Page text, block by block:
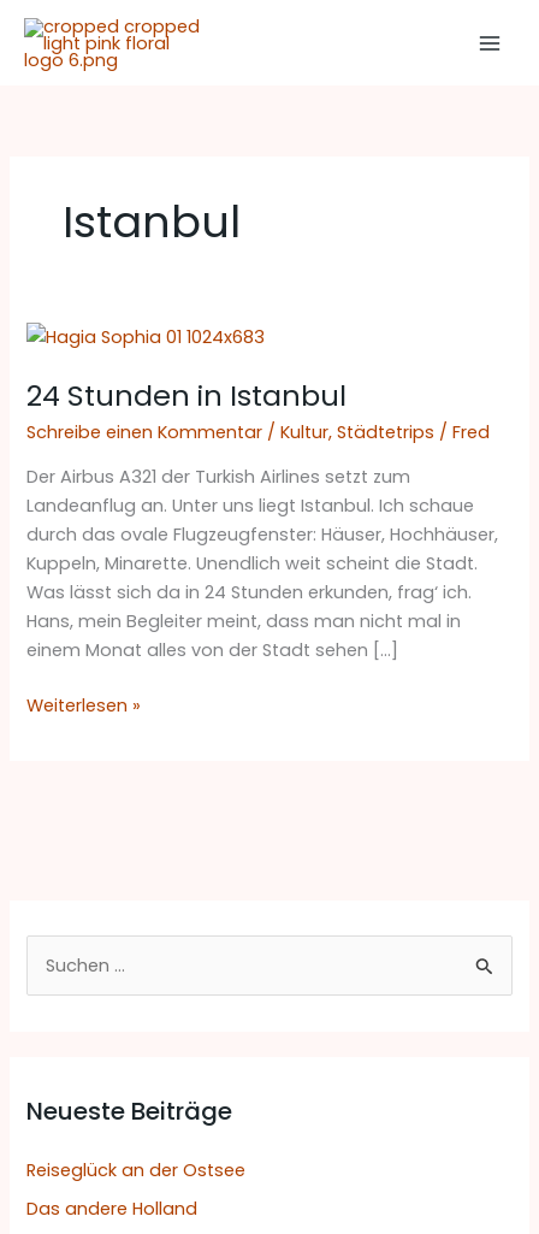
Zum
Inhalt
springen
Istanbul
24 Stunden in Istanbul
Schreibe einen Kommentar /Kultur,Städtetrips /Fred
Der Airbus A321 der Turkish Airlines setzt zum
Landeanflug an. Unter uns liegt Istanbul. Ich schaue
durch das ovale Flugzeugfenster: Häuser, Hochhäuser,
Kuppeln, Minarette. Unendlich weit scheint die Stadt.
Was lässt sich da in 24 Stunden erkunden, frag‘ ich.
Hans, mein Begleiter meint, dass man nicht mal in
einem Monat alles von der Stadt sehen […]
24
in
Istanbul
Weiterlesen »
e
n
a
Neueste Beiträge
Reiseglück an der Ostsee
Das andere Holland